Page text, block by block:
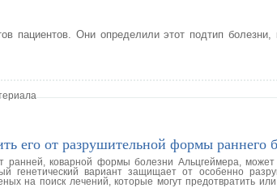
пациентов. Они определили этот подтип болезни,
его от разрушительной формы раннего
ранней, коварной формы болезни Альцгеймера,
генетический вариант защищает от особенно
на поиск лечений, которые могут предотвратить